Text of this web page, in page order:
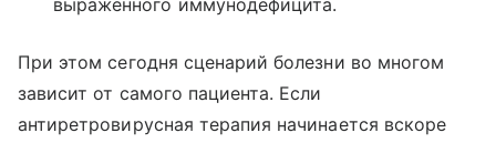
выраженного иммунодефицита.
При этом сегодня сценарий болезни во многом
зависит от самого пациента. Если
антиретровирусная терапия начинается вскоре